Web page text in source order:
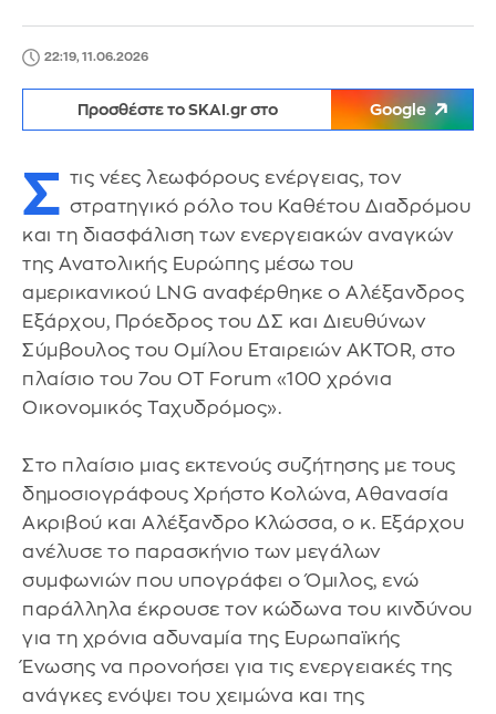
22:19, 11.06.2026
Προσθέστε το SKAI.gr στο Google
Σ τις νέες λεωφόρους ενέργειας, τον
στρατηγικό ρόλο του Καθέτου Διαδρόμου
και τη διασφάλιση των ενεργειακών αναγκών
της Ανατολικής Ευρώπης μέσω του
αμερικανικού LNG αναφέρθηκε ο Αλέξανδρος
Εξάρχου, Πρόεδρος του ΔΣ και Διευθύνων
Σύμβουλος του Ομίλου Εταιρειών AKTOR, στο
πλαίσιο του 7ου OT Forum «100 χρόνια
Οικονομικός Ταχυδρόμος».
Στο πλαίσιο μιας εκτενούς συζήτησης με τους
δημοσιογράφους Χρήστο Κολώνα, Αθανασία
Ακριβού και Αλέξανδρο Κλώσσα, ο κ. Εξάρχου
ανέλυσε το παρασκήνιο των μεγάλων
συμφωνιών που υπογράφει ο Όμιλος, ενώ
παράλληλα έκρουσε τον κώδωνα του κινδύνου
για τη χρόνια αδυναμία της Ευρωπαϊκής
Ένωσης να προνοήσει για τις ενεργειακές της
ανάγκες ενόψει του χειμώνα και της